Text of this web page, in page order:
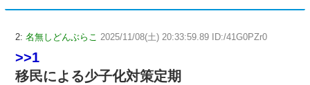
2: 名無しどんぶらこ 2025/11/08(土) 20:33:59.89 ID:/41G0PZr0
>>1
移民による少子化対策定期